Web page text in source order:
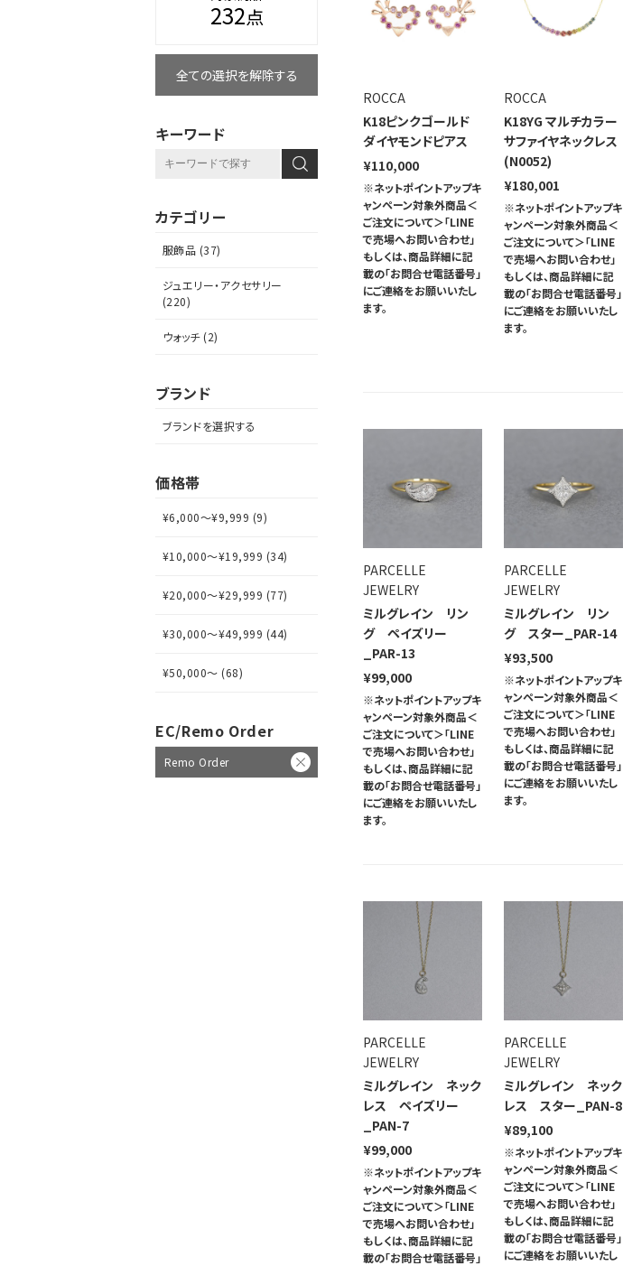
ROCCA
K18ピンクゴールド
ダイヤモンドピアス
¥110,000
※ネットポイントアップキ
ャンペーン対象外商品＜
ご注文について＞「LINE
で売場へお問い合わせ」
もしくは、商品詳細に記
載の「お問合せ電話番号」
にご連絡をお願いいたし
ます。
ROCCA
K18YG マルチカラー
サファイヤネックレス
(N0052)
¥180,001
※ネットポイントアップキ
ャンペーン対象外商品＜
ご注文について＞「LINE
で売場へお問い合わせ」
もしくは、商品詳細に記
載の「お問合せ電話番号」
にご連絡をお願いいたし
ます。
PARCELLE
JEWELRY
ミルグレイン リン
グ ペイズリー
_PAR-13
¥99,000
※ネットポイントアップキ
ャンペーン対象外商品＜
ご注文について＞「LINE
で売場へお問い合わせ」
もしくは、商品詳細に記
載の「お問合せ電話番号」
にご連絡をお願いいたし
ます。
PARCELLE
JEWELRY
ミルグレイン リン
グ スター_PAR-14
¥93,500
※ネットポイントアップキ
ャンペーン対象外商品＜
ご注文について＞「LINE
で売場へお問い合わせ」
もしくは、商品詳細に記
載の「お問合せ電話番号」
にご連絡をお願いいたし
ます。
PARCELLE
JEWELRY
ミルグレイン ネック
レス ペイズリー
_PAN-7
¥99,000
※ネットポイントアップキ
ャンペーン対象外商品＜
ご注文について＞「LINE
で売場へお問い合わせ」
もしくは、商品詳細に記
載の「お問合せ電話番号」
PARCELLE
JEWELRY
ミルグレイン ネック
レス スター_PAN-8
¥89,100
※ネットポイントアップキ
ャンペーン対象外商品＜
ご注文について＞「LINE
で売場へお問い合わせ」
もしくは、商品詳細に記
載の「お問合せ電話番号」
にご連絡をお願いいたし
232点
全ての選択を解除する
キーワード
カテゴリー
服飾品 (37)
ジュエリー・アクセサリー
(220)
ウォッチ (2)
ブランド
ブランドを選択する
価格帯
¥6,000～¥9,999 (9)
¥10,000～¥19,999 (34)
¥20,000～¥29,999 (77)
¥30,000～¥49,999 (44)
¥50,000～ (68)
EC/Remo Order
Remo Order